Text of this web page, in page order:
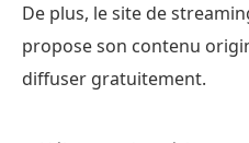
De plus, le site de
propose son contenu
diffuser gratuitement.